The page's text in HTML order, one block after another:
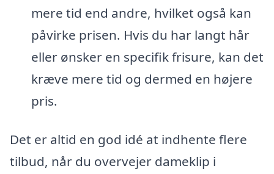
mere tid end andre, hvilket også kan
påvirke prisen. Hvis du har langt hår
eller ønsker en specifik frisure, kan det
kræve mere tid og dermed en højere
pris.
Det er altid en god idé at indhente flere
tilbud, når du overvejer dameklip i